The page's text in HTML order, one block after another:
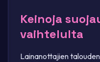
Keinoja
vaihtelulta
Lainanottajien